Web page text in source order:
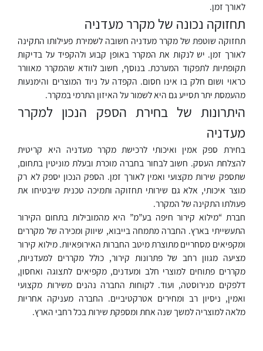
לאורך זמן.
תחזוקה נכונה של מקרר מעדניה
תחזוקה שוטפת של מקרר מעדניה חשובה לשמירת פעילותו התקינה
לאורך זמן. יש לנקות את המקרר באופן קבוע ולהקפיד על בדיקות
תקופתיות לתפקוד המערכת. בנוסף, חשוב לוודא שהמקרר מאוורר
כראוי ושום חלק בו אינו חסום. הקפדה על ניוד המוצרים והימנעות
מהעמסת יתר תסייע גם היא לשמור על האיזון התרמי במקרר.
היתרונות של בחירת הספק הנכון למקרר
מעדניה
בחירת ספק אמין ואיכותי לרכישת מקרר מעדניה היא קריטית
להצלחת העסק. חשוב לבחור בחברה מוכרת ובעלת מוניטין בתחום,
שתספק שירות מקצועי ואמין לאורך זמן. הספק הנכון יספק לא רק
מוצר איכותי, אלא גם שירותי תחזוקה ותמיכה טכנית שיבטיחו את
פעולתו התקינה של המקרר.
חברת “מילוא קירור חיפה בע”מ” היא מהמובילות בתחום הקירור
התעשייתי בארץ. החברה מתמחה בייבוא, שיווק ומכירה של מקררים
ומקפיאים מסחריים מתוצרת מיטב החברות האירופאיות. מילוא קירור
מציעה מגוון רחב של פתרונות קירור, כולל מקררים למעדניות,
מקררים פתוחים למוצרי חלב ומעדנים, מקפיאים לתצוגה ואחסון,
דלפקים מנירוסטה, ועוד. לקוחות החברה נהנים משירות מקצועי
ואמין, ניסיון רב ומחירים אטרקטיביים. החברה מעניקה אחריות
מלאה למוצריה למשך שנה אחת ומספקת שירות בכל רחבי הארץ.